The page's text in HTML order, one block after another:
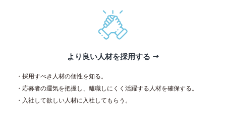
より良い人材を採用する
・採用すべき人材の個性を知る。
・応募者の運気を把握し、離職しにくく活躍する人材を確保する。
・入社して欲しい人材に入社してもらう。